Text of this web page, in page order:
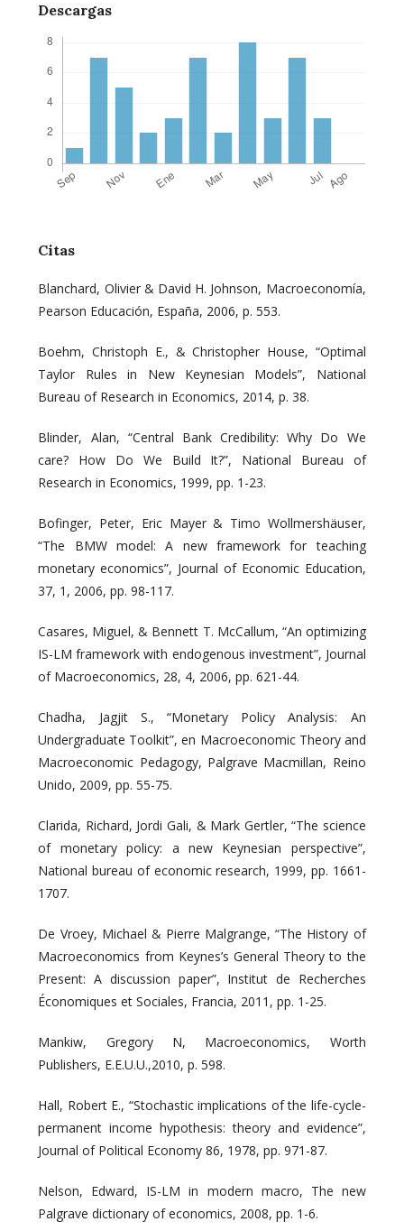
Descargas
Citas
Blanchard, Olivier & David H. Johnson, Macroeconomía,
Pearson Educación, España, 2006, p. 553.
Boehm, Christoph E., & Christopher House, “Optimal
Taylor Rules in New Keynesian Models”, National
Bureau of Research in Economics, 2014, p. 38.
Blinder, Alan, “Central Bank Credibility: Why Do We
care? How Do We Build It?”, National Bureau of
Research in Economics, 1999, pp. 1-23.
Bofinger, Peter, Eric Mayer & Timo Wollmershäuser,
“The BMW model: A new framework for teaching
monetary economics”, Journal of Economic Education,
37, 1, 2006, pp. 98-117.
Casares, Miguel, & Bennett T. McCallum, “An optimizing
IS-LM framework with endogenous investment”, Journal
of Macroeconomics, 28, 4, 2006, pp. 621-44.
Chadha, Jagjit S., “Monetary Policy Analysis: An
Undergraduate Toolkit”, en Macroeconomic Theory and
Macroeconomic Pedagogy, Palgrave Macmillan, Reino
Unido, 2009, pp. 55-75.
Clarida, Richard, Jordi Gali, & Mark Gertler, “The science
of monetary policy: a new Keynesian perspective”,
National bureau of economic research, 1999, pp. 1661-
1707.
De Vroey, Michael & Pierre Malgrange, “The History of
Macroeconomics from Keynes’s General Theory to the
Present: A discussion paper”, Institut de Recherches
Économiques et Sociales, Francia, 2011, pp. 1-25.
Mankiw, Gregory N, Macroeconomics, Worth
Publishers, E.E.U.U.,2010, p. 598.
Hall, Robert E., “Stochastic implications of the life-cycle-
permanent income hypothesis: theory and evidence”,
Journal of Political Economy 86, 1978, pp. 971-87.
Nelson, Edward, IS-LM in modern macro, The new
Palgrave dictionary of economics, 2008, pp. 1-6.